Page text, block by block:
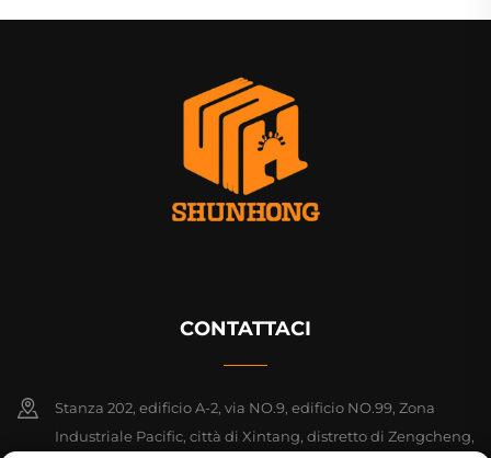
CONTATTACI
Stanza 202, edificio A-2, via NO.9, edificio NO.99, Zona
Industriale Pacific, città di Xintang, distretto di Zengcheng,